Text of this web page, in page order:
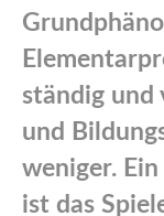
ständig und
und
weniger.
ist das